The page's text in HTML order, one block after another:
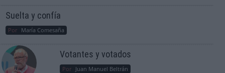
Suelta y confía
Por María Comesaña
Votantes y votados
Por Juan Manuel Beltrán